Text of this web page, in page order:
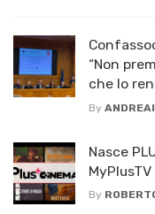
“Non
che lo
By
Nasce
MyPlusTV
By